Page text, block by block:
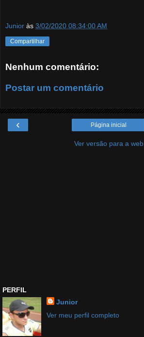
Junior às 3/02/2020 08:34:00 AM
Compartilhar
Nenhum comentário:
Postar um comentário
‹ Página inicial
Ver versão para a web
PERFIL
Junior
Ver meu perfil completo